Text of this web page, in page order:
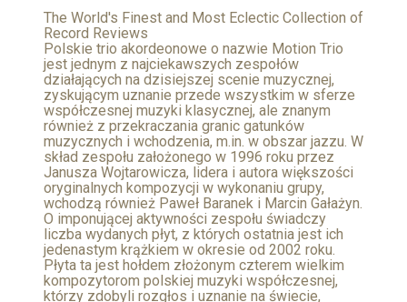
The World's Finest and Most Eclectic Collection of
Record Reviews
Polskie trio akordeonowe o nazwie Motion Trio
jest jednym z najciekawszych zespołów
działających na dzisiejszej scenie muzycznej,
zyskującym uznanie przede wszystkim w sferze
współczesnej muzyki klasycznej, ale znanym
również z przekraczania granic gatunków
muzycznych i wchodzenia, m.in. w obszar jazzu. W
skład zespołu założonego w 1996 roku przez
Janusza Wojtarowicza, lidera i autora większości
oryginalnych kompozycji w wykonaniu grupy,
wchodzą również Paweł Baranek i Marcin Gałażyn.
O imponującej aktywności zespołu świadczy
liczba wydanych płyt, z których ostatnia jest ich
jedenastym krążkiem w okresie od 2002 roku.
Płyta ta jest hołdem złożonym czterem wielkim
kompozytorom polskiej muzyki współczesnej,
którzy zdobyli rozgłos i uznanie na świecie,